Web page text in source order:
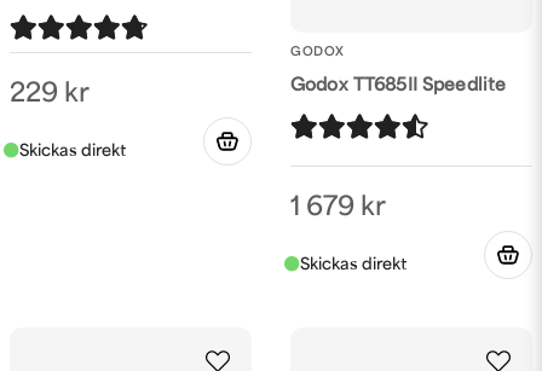
229 kr
GODOX
Godox TT685II Speedlite
1 679 kr